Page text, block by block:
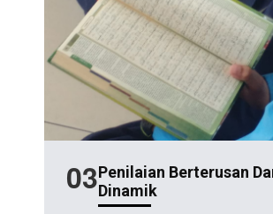
03Penilaian Berterusan
Dinamik